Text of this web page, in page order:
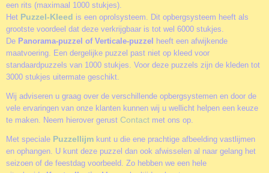
een rits (maximaal 1000 stukjes).
Het Puzzel-Kleed is een oprolsysteem. Dit opbergsysteem heeft als
grootste voordeel dat deze verkrijgbaar is tot wel 6000 stukjes.
De Panorama-puzzel of Verticale-puzzel
heeft een afwijkende
maatvoering. Een dergelijke puzzel past niet op kleed voor
standaardpuzzels van 1000 stukjes. Voor deze puzzels zijn de kleden tot
3000 stukjes uitermate geschikt.
Wij adviseren u graag over de verschillende opbergsystemen en door de
vele ervaringen van onze klanten kunnen wij u wellicht helpen een keuze
te maken. Neem hierover gerust Contact met ons op.
Met speciale Puzzellijm kunt u die ene prachtige afbeelding vastlijmen
en ophangen. U kunt deze puzzel dan ook afwisselen al naar gelang het
seizoen of de feestdag voorbeeld. Zo hebben we een hele